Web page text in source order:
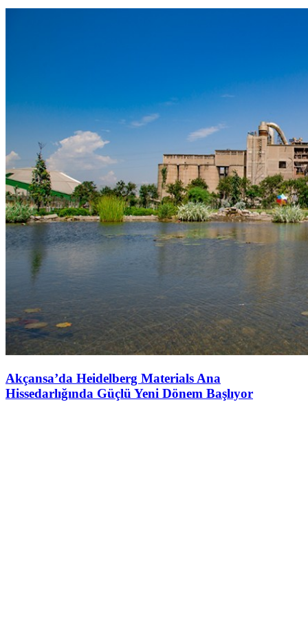
Akçansa’da Heidelberg Materials Ana
Hissedarlığında Güçlü Yeni Dönem Başlıyor